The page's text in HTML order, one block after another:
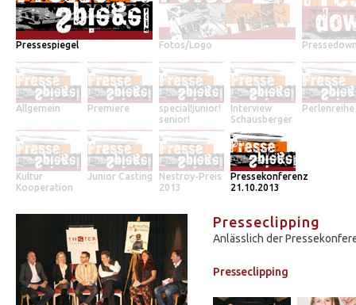
Pressespiegel Fotos/Logo
Allgemein Premiere
special!junior!
senior!
Interview
Schausberger
Perlenreihe
Kultur
Kooperation
Junior Casting
Nestroy-Preis
2013
Pressekonferenz
21.10.2013
Presseclipping
Anlässlich der
Presseclipping